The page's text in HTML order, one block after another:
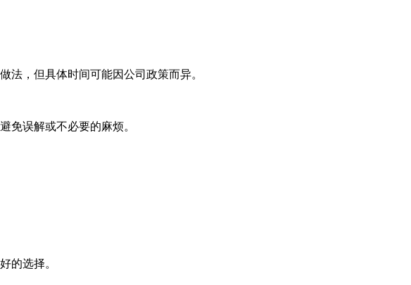
法，但具体时间可能因公司政策而异。
免误解或不必要的麻烦。
的选择。